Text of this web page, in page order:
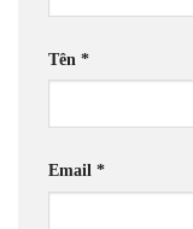
Tên *
Email *